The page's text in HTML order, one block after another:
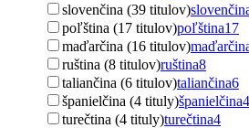
slovenčina (39 titulov)
poľština (17 titulov)poľština17
maďarčina (16 titulov)
ruština (8 titulov)ruština8
taliančina (6 titulov)taliančina6
španielčina (4 tituly)španielčina4
turečtina (4 tituly)turečtina4